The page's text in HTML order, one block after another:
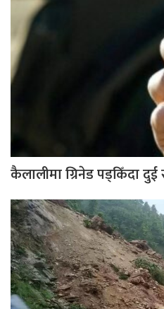
कैलालीमा ग्रिनेड पड्किँदा